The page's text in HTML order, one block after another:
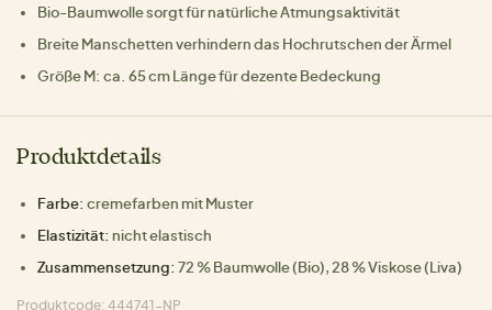
Bio-Baumwolle sorgt für natürliche Atmungsaktivität
Breite Manschetten verhindern das Hochrutschen der Ärmel
Größe M: ca. 65 cm Länge für dezente Bedeckung
Produktdetails
Farbe: cremefarben mit Muster
Elastizität: nicht elastisch
Zusammensetzung: 72 % Baumwolle (Bio), 28 % Viskose (Liva)
Produktcode: 444741-NP